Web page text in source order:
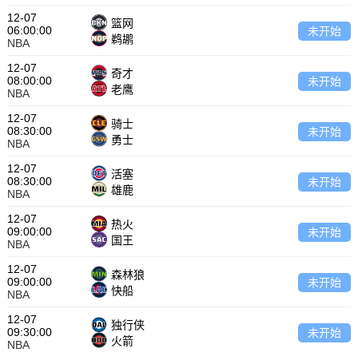
12-07
06:00:00
NBA
篮网
鹈鹕
未开始
12-07
08:00:00
NBA
奇才
老鹰
未开始
12-07
08:30:00
NBA
骑士
勇士
未开始
12-07
08:30:00
NBA
活塞
雄鹿
未开始
12-07
09:00:00
NBA
热火
国王
未开始
12-07
09:00:00
NBA
森林狼
快船
未开始
12-07
09:30:00
NBA
独行侠
火箭
未开始